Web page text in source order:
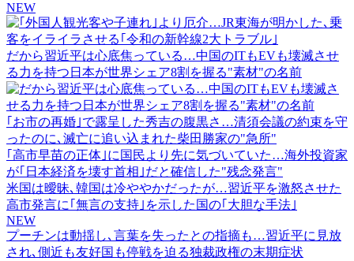
NEW
だから習近平は心底焦っている…中国のITもEVも壊滅させ
る力を持つ日本が世界シェア8割を握る"素材"の名前
｢お市の再婚｣で露呈した秀吉の腹黒さ…清須会議の約束を守
ったのに､滅亡に追い込まれた柴田勝家の"急所"
｢高市早苗の正体｣に国民より先に気づいていた…海外投資家
が｢日本経済を壊す首相｣だと確信した"残念発言"
米国は曖昧､韓国は冷ややかだったが…習近平を激怒させた
高市発言に｢無言の支持｣を示した国の｢大胆な手法｣
NEW
プーチンは動揺し､言葉を失ったとの指摘も…習近平に見放
され､側近も友好国も停戦を迫る独裁政権の末期症状